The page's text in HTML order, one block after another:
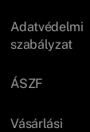
Adatvédelmi
szabályzat
ÁSZF
Vásárlási